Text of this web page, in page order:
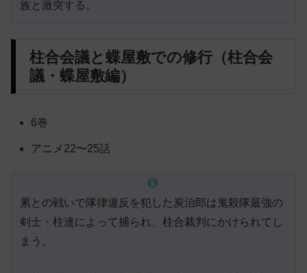
族と激突する。
柱合会議と蝶屋敷での修行（柱合会
議・蝶屋敷編）
6巻
アニメ22〜25話
累との戦いで隊律違反を犯した炭治郎は鬼殺隊最強の
剣士・柱達によって捕られ、柱合裁判にかけられてし
まう。